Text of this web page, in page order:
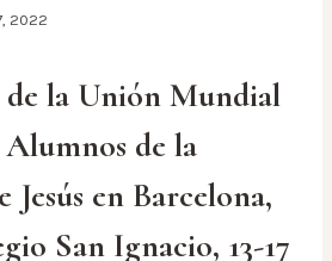
2022
de la Unión Mundial
de la
Jesús en Barcelona,
San Ignacio, 13-17